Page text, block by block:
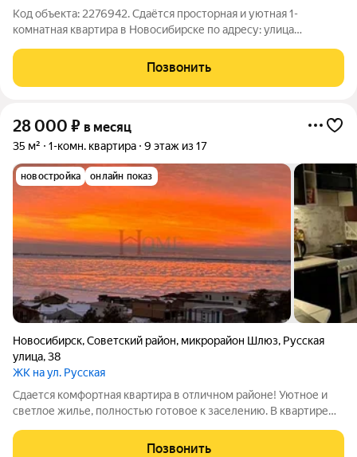
Код объекта: 2276942. Сдаётся просторная и уютная 1-
комнатная квартира в Новосибирске по адресу: улица
современного 18-этажного кирпично-монолитного дома,
построенного в 2018 году. Общая площадь квартиры
Позвонить
28 000 ₽ в месяц
35 м² 1-комн. квартира 9 этаж из 17
новостройка онлайн показ
Новосибирск,Советский район, микрорайон Шлюз, Русская
улица,38
ЖК на ул. Русская
Сдается комфортная квартира в отличном районе! Уютное и
светлое жилье, полностью готовое к заселению. В квартире
мебель, техника и функциональная планировка. Приглашаем на
Позвонить